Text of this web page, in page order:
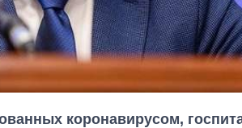
коронавирусом,